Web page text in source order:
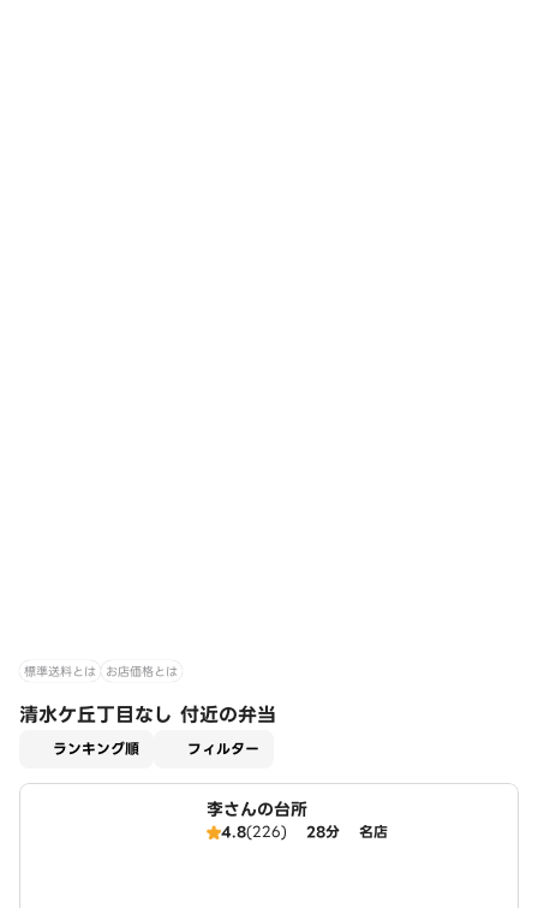
標準送料とは お店価格とは
清水ケ丘丁目なし 付近の弁当
ランキング順 フィルター
李さんの台所
4.8(226) 28分 名店